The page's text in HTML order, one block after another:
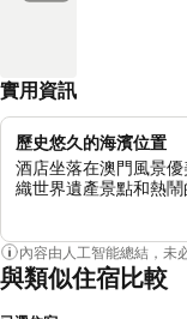
實用資訊
歷史悠久的海濱位置
酒店坐落在澳門風景
織世界遺產景點和熱鬧
內容由人工智能總結，未
與類似住宿比較